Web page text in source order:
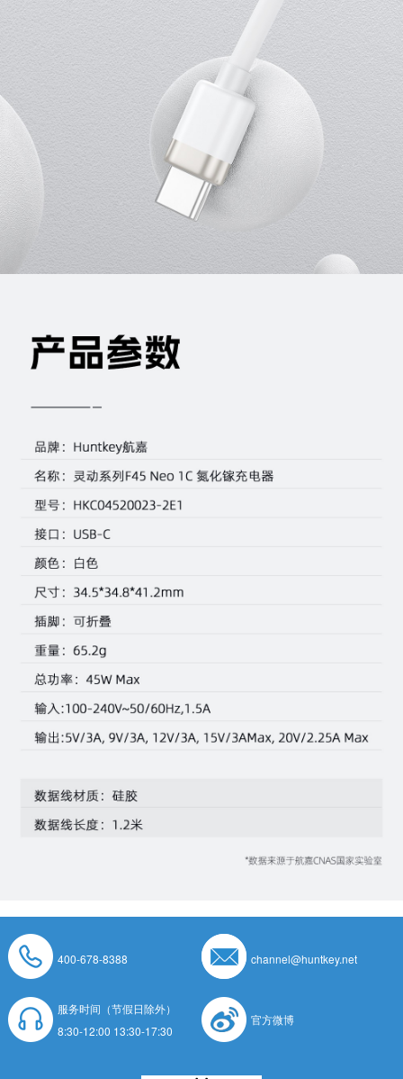
400-678-8388 channel@huntkey.net
服务时间（节假日除外）
8:30-12:00 13:30-17:30
官方微博